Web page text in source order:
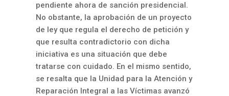
pendiente ahora de sanción presidencial.
No obstante, la aprobación de un proyecto
de ley que regula el derecho de petición y
que resulta contradictorio con dicha
iniciativa es una situación que debe
tratarse con cuidado. En el mismo sentido,
se resalta que la Unidad para la Atención y
Reparación Integral a las Víctimas avanzó